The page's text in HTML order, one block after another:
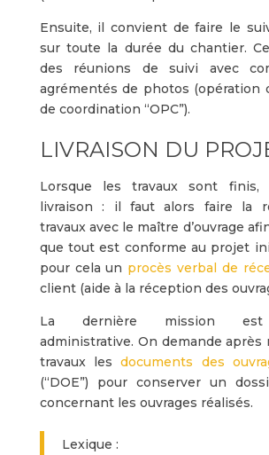
Ensuite, il convient de faire le
sur toute la durée du chantier.
des réunions de suivi avec
agrémentés de photos (opération
de coordination “OPC”).
LIVRAISON DU
Lorsque les travaux sont
livraison : il faut alors faire la
travaux avec le maître d’ouvrage
que tout est conforme au projet
pour cela un procès verbal de
client (aide à la réception des
La dernière mission est
administrative. On demande après
travaux lesdocuments des
(“DOE”) pour conserver un
concernant les ouvrages réalisés.
Lexique :